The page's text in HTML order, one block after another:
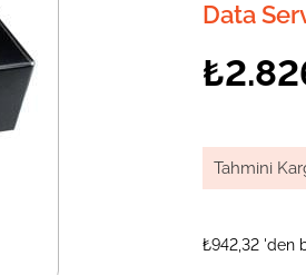
Data
Tahmini
₺942,32 'den